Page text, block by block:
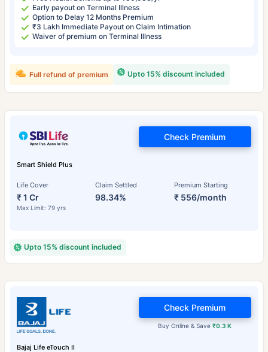
Early payout on Terminal Illness
Option to Delay 12 Months Premium
₹3 Lakh Immediate Payout on Claim Intimation
Waiver of premium on Terminal Illness
Upto 15% discount included
Full refund of premium
Smart Shield Plus
Life Cover
₹ 1 Cr
Max Limit: 79 yrs
Claim Settled
98.34%
Premium Starting
₹ 556/month
Check Premium
Upto 15% discount included
Bajaj Life eTouch II
Buy Online & Save₹0.3 K
Check Premium